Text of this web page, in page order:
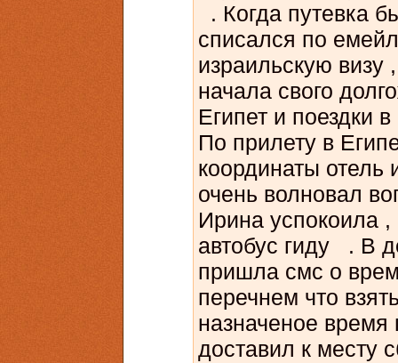
. Когда путевка
списался по
израильскую
начала свого
Египет и поездки
По прилету в
координаты
очень волновал
Ирина успокоила ,
автобус гиду . В
пришла смс о
перечнем что
назначеное время
доставил к месту